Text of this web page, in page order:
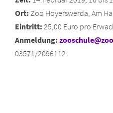
Ort: Zoo Hoyerswerda, Am
Eintritt: 25,00 Euro pro
Anmeldung:
03571/2096112